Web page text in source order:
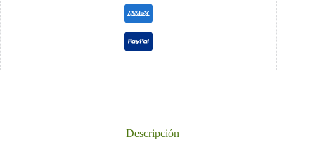
Descripción